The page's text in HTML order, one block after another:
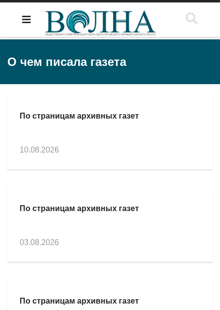
О чем писала газета
По страницам архивных газет
10.08.2026
По страницам архивных газет
03.08.2026
По страницам архивных газет